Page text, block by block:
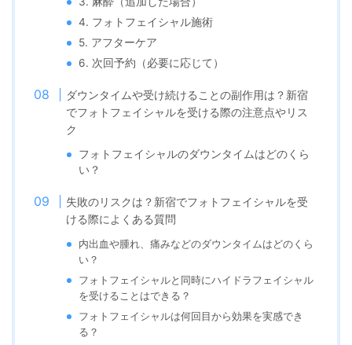
4. フォトフェイシャル施術
5. アフターケア
6. 次回予約（必要に応じて）
ダウンタイムや受け続けることの副作用は？新宿
でフォトフェイシャルを受ける際の注意点やリス
ク
フォトフェイシャルのダウンタイムはどのくら
い？
失敗のリスクは？新宿でフォトフェイシャルを受
ける際によくある質問
内出血や腫れ、痛みなどのダウンタイムはどのくら
い？
フォトフェイシャルと同時にハイドラフェイシャル
を受けることはできる？
フォトフェイシャルは何回目から効果を実感でき
る？